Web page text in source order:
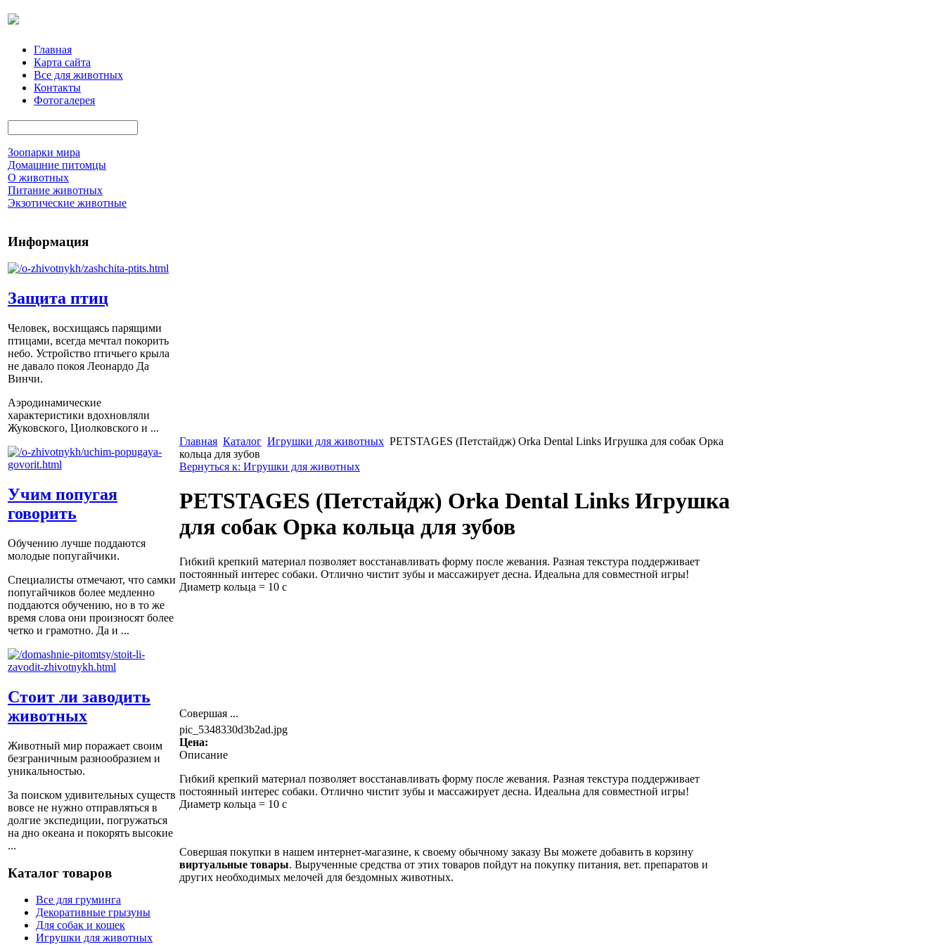
Главная
Карта сайта
Все для животных
Контакты
Фотогалерея
Зоопарки мира
Домашние питомцы
О животных
Питание животных
Экзотические животные
Информация
Защита птиц
Человек, восхищаясь парящими
птицами, всегда мечтал покорить
небо. Устройство птичьего крыла
не давало покоя Леонардо Да
Винчи.
Аэродинамические
характеристики вдохновляли
Жуковского, Циолковского и ...
Учим попугая
говорить
Обучению лучше поддаются
молодые попугайчики.
Специалисты отмечают, что самки
попугайчиков более медленно
поддаются обучению, но в то же
время слова они произносят более
четко и грамотно. Да и ...
Стоит ли заводить
животных
Животный мир поражает своим
безграничным разнообразием и
уникальностью.
За поиском удивительных существ
вовсе не нужно отправляться в
долгие экспедиции, погружаться
на дно океана и покорять высокие
...
Каталог товаров
Все для груминга
Декоративные грызуны
Для собак и кошек
Игрушки для животных
Главная Каталог Игрушки для животных PETSTAGES (Петстайдж) Orka Dental Links Игрушка для собак Орка
кольца для зубов
Вернуться к: Игрушки для животных
PETSTAGES (Петстайдж) Orka Dental Links Игрушка
для собак Орка кольца для зубов
Гибкий крепкий материал позволяет восстанавливать форму после жевания. Разная текстура поддерживает
постоянный интерес собаки. Отлично чистит зубы и массажирует десна. Идеальна для совместной игры!
Диаметр кольца = 10 с
Совершая ...
pic_5348330d3b2ad.jpg
Цена:
Описание
Гибкий крепкий материал позволяет восстанавливать форму после жевания. Разная текстура поддерживает
постоянный интерес собаки. Отлично чистит зубы и массажирует десна. Идеальна для совместной игры!
Диаметр кольца = 10 с
Совершая покупки в нашем интернет-магазине, к своему обычному заказу Вы можете добавить в корзину
виртуальные товары. Вырученные средства от этих товаров пойдут на покупку питания, вет. препаратов и
других необходимых мелочей для бездомных животных.